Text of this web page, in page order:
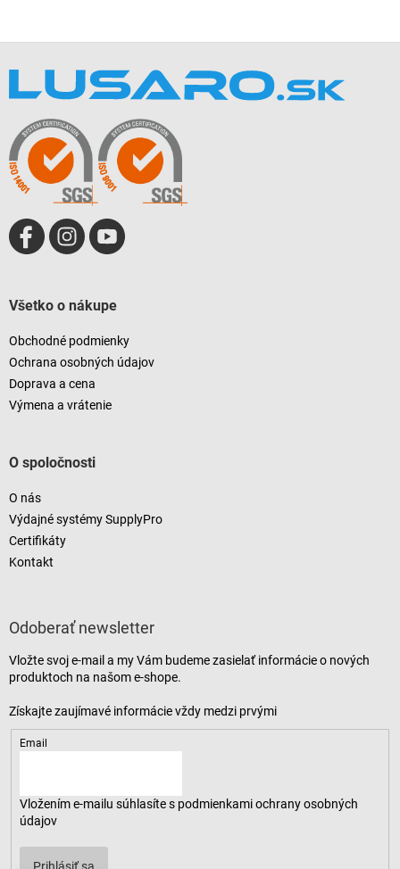
Všetko o nákupe
Obchodné podmienky
Ochrana osobných údajov
Doprava a cena
Výmena a vrátenie
O spoločnosti
O nás
Výdajné systémy SupplyPro
Certifikáty
Kontakt
Odoberať newsletter
Vložte svoj e-mail a my Vám budeme zasielať informácie o nových
produktoch na našom e-shope.
Email
Vložením e-mailu súhlasíte s podmienkami ochrany osobných
údajov